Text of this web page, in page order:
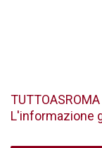
L'informazione